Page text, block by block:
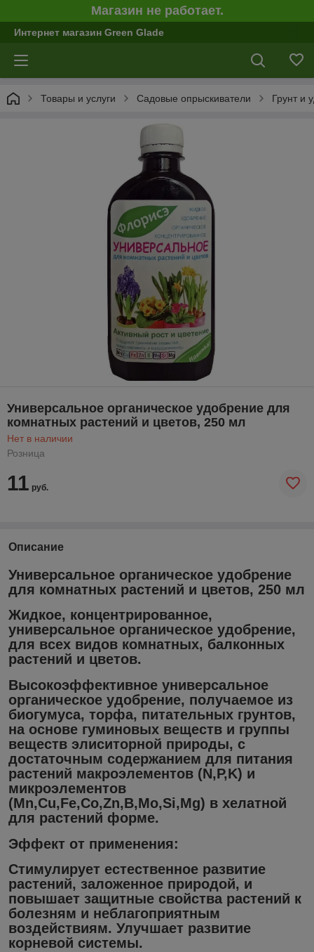
Магазин не работает.
Интернет магазин Green Glade
Товары и услуги Садовые опрыскиватели Грунт и
Универсальное органическое удобрение для
комнатных растений и цветов, 250 мл
Нет в наличии
Розница
11 руб.
Описание
Универсальное органическое удобрение
для комнатных растений и цветов, 250 мл
Жидкое, концентрированное,
универсальное органическое удобрение,
для всех видов комнатных, балконных
растений и цветов.
Высокоэффективное универсальное
органическое удобрение, получаемое из
биогумуса, торфа, питательных грунтов,
на основе гуминовых веществ и группы
веществ элиситорной природы, с
достаточным содержанием для питания
растений макроэлементов (N,P,K) и
микроэлементов
(Mn,Cu,Fe,Co,Zn,B,Mo,Si,Mg) в хелатной
для растений форме.
Эффект от применения:
Стимулирует естественное развитие
растений, заложенное природой, и
повышает защитные свойства растений к
болезням и неблагоприятным
воздействиям. Улучшает развитие
корневой системы.